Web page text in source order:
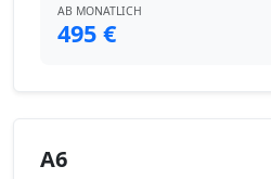
AB MONATLICH
495 €
A6